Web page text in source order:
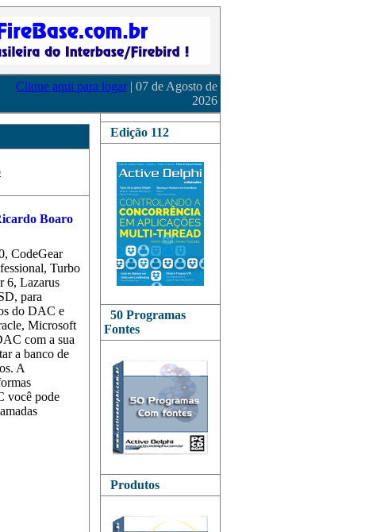
Clique aqui para logar | 07 de Agosto de
2026
CodeGear
Turbo
6, Lazarus
para
do DAC e
Microsoft
com a sua
a banco de
A
você pode
Edição 112
50 Programas
Fontes
Produtos